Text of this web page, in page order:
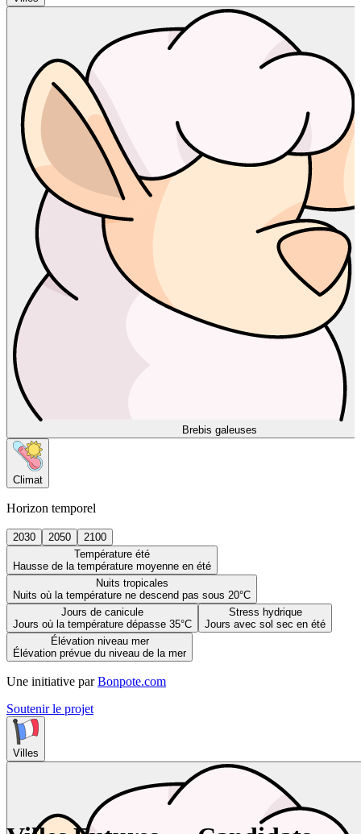
Brebis galeuses
Climat
Horizon temporel
2030 2050
2100
Température été
Hausse de la température moyenne en été
Nuits tropicales
Nuits où la température ne descend pas sous 20°C
Jours de canicule
Jours où la température dépasse 35°C
Stress hydrique
Jours avec sol sec en été
Élévation niveau mer
Élévation prévue du niveau de la mer
Une initiative par Bonpote.com
Soutenir le projet
Villes